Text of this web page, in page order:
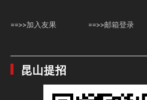
==>>加入友果 ==>>邮箱登录
昆山提招